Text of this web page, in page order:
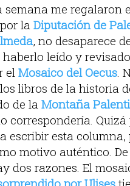
semana me regalaron
la Diputación de
, no desaparece
leído y
el Mosaico del Oecus.
libros de la historia
de la Montaña
correspondería. Quizá
escribir esta columna,
motivo auténtico.
dos razones. El